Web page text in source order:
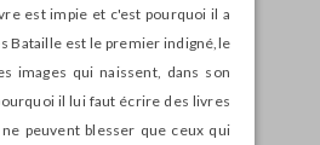
est impie et c'est pourquoi il a
Bataille est le premier indigné,le
images qui naissent, dans son
il lui faut écrire des livres
peuvent blesser que ceux qui